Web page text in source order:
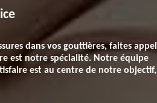
dans vos gouttières, faites appel
est notre spécialité. Notre équipe
est au centre de notre objectif,